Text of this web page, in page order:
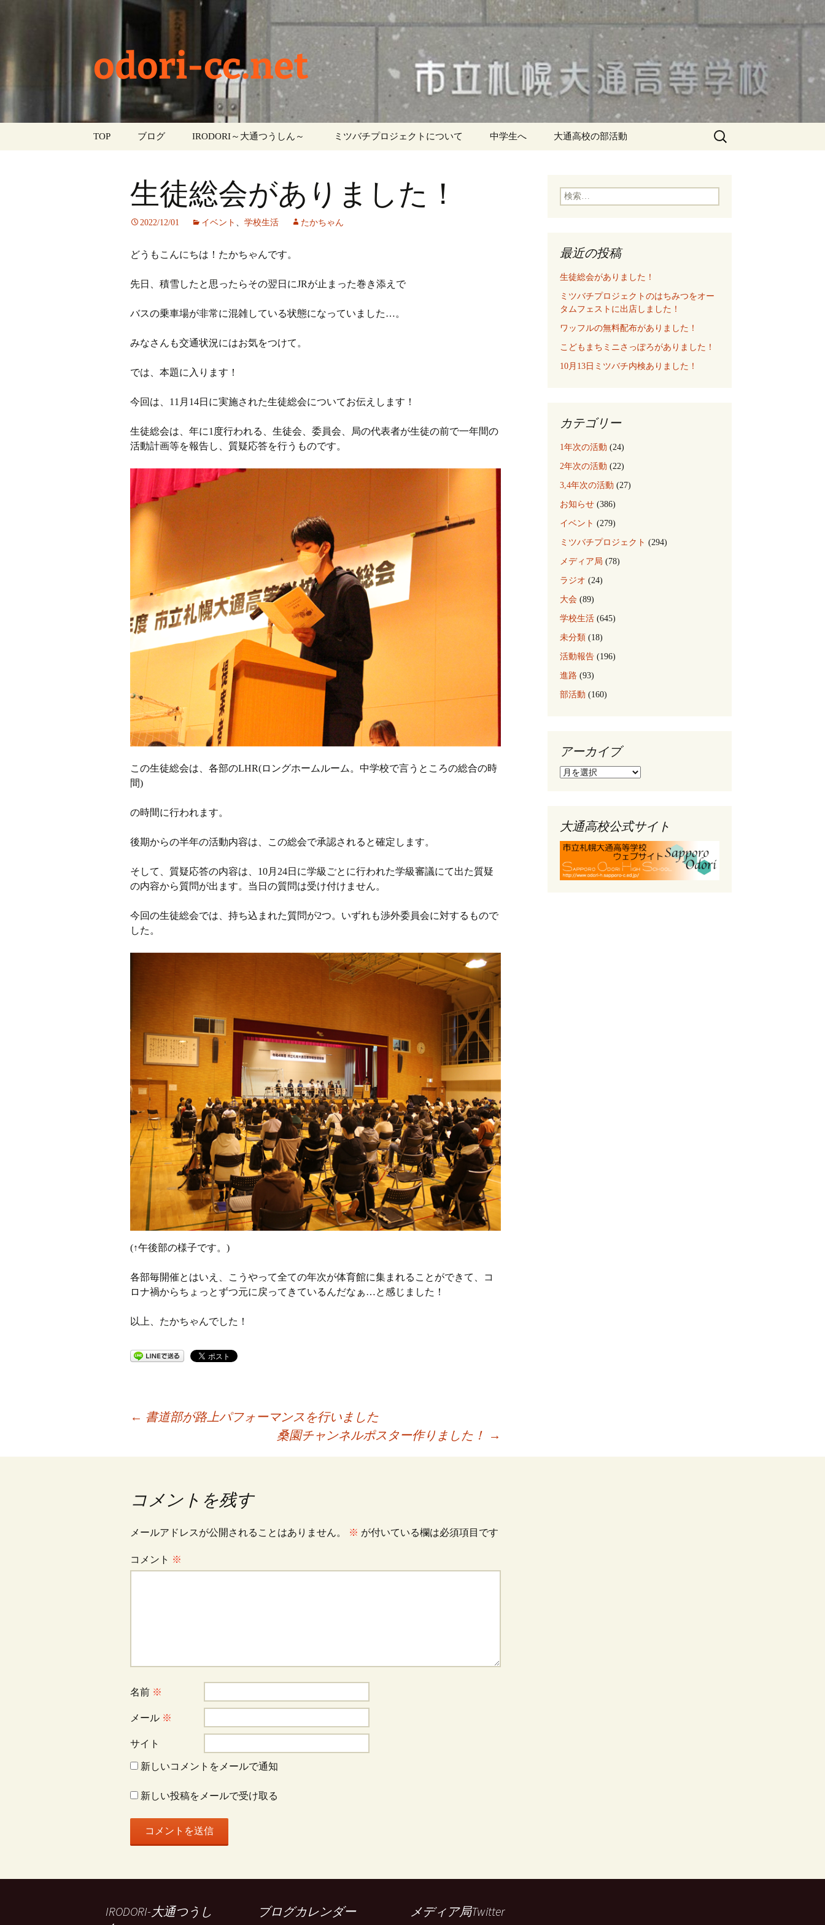
odori-cc.net
TOP ブログ
学校生活
イベント
3,4年次の活動
IRODORI～大通つうしん～ ‎ ミツバチプロジェクトについて 中学生へ 大通高校の部活動
検
索:
生徒総会がありました！
2022/12/01 イベント 、 学校生活 たかちゃん
どうもこんにちは！たかちゃんです。
先日、積雪したと思ったらその翌日にJRが止まった巻き添えで
バスの乗車場が非常に混雑している状態になっていました…。
みなさんも交通状況にはお気をつけて。
では、本題に入ります！
今回は、11月14日に実施された生徒総会についてお伝えします！
生徒総会は、年に1度行われる、生徒会、委員会、局の代表者が生徒の前で一年間の
活動計画等を報告し、質疑応答を行うものです。
この生徒総会は、各部のLHR(ロングホームルーム。中学校で言うところの総合の時
間)
の時間に行われます。
後期からの半年の活動内容は、この総会で承認されると確定します。
そして、質疑応答の内容は、10月24日に学級ごとに行われた学級審議にて出た質疑
の内容から質問が出ます。当日の質問は受け付けません。
今回の生徒総会では、持ち込まれた質問が2つ。いずれも渉外委員会に対するもので
した。
(↑午後部の様子です。)
各部毎開催とはいえ、こうやって全ての年次が体育館に集まれることができて、コ
ロナ禍からちょっとずつ元に戻ってきているんだなぁ…と感じました！
以上、たかちゃんでした！
稿
← 書道部が路上パフォーマンスを行いました
桑園チャンネルポスター作りました！
→
コメントを残す
メールアドレスが公開されることはありません。 ※ が付いている欄は必須項目です
コメント ※
名前 ※
メール ※
サイト
新しいコメントをメールで通知
新しい投稿をメールで受け取る
検
索:
最近の投稿
生徒総会がありました！
ミツバチプロジェクトのはちみつをオー
タムフェストに出店しました！
ワッフルの無料配布がありました！
こどもまちミニさっぽろがありました！
10月13日ミツバチ内検ありました！
カテゴリー
1年次の活動 (24)
2年次の活動 (22)
3,4年次の活動 (27)
お知らせ (386)
イベント (279)
ミツバチプロジェクト (294)
メディア局 (78)
ラジオ (24)
大会 (89)
学校生活 (645)
未分類 (18)
活動報告 (196)
進路 (93)
部活動 (160)
アーカイブ
ア
ブ
大通高校公式サイト
IRODORI-大通つうし
ブログカレンダー メディア局Twitter